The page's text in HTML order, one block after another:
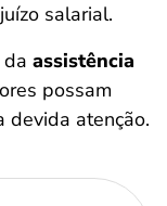
salarial.
assistência
possam
devida atenção.